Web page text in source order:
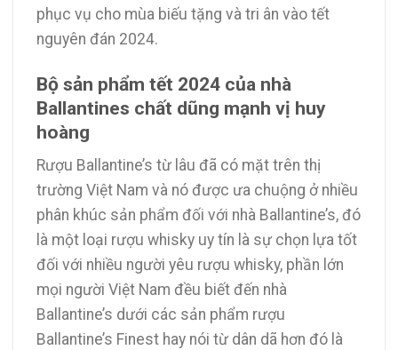
phục vụ cho mùa biếu tặng và tri ân vào tết
nguyên đán 2024.
Bộ sản phẩm tết 2024 của nhà
Ballantines chất dũng mạnh vị huy
hoàng
Rượu Ballantine’s từ lâu đã có mặt trên thị
trường Việt Nam và nó được ưa chuộng ở nhiều
phân khúc sản phẩm đối với nhà Ballantine’s, đó
là một loại rượu whisky uy tín là sự chọn lựa tốt
đối với nhiều người yêu rượu whisky, phần lớn
mọi người Việt Nam đều biết đến nhà
Ballantine’s dưới các sản phẩm rượu
Ballantine’s Finest hay nói từ dân dã hơn đó là